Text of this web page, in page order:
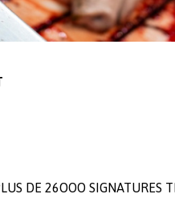
DE 26OOO SIGNATURES